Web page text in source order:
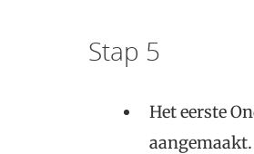
Stap 5
Het eerste
aangemaakt.